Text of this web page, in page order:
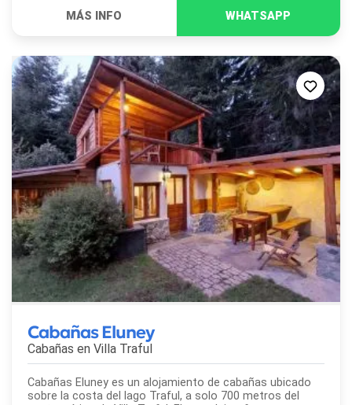
Cabañas Eluney
Cabañas en Villa Traful
Cabañas Eluney es un alojamiento de cabañas ubicado
sobre la costa del lago Traful, a solo 700 metros del